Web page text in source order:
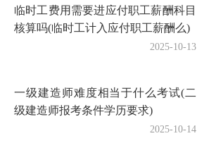
临时工费用需要进应付职工薪酬科目
核算吗(临时工计入应付职工薪酬么)
2025-10-13
一级建造师难度相当于什么考试(二
级建造师报考条件学历要求)
2025-10-14